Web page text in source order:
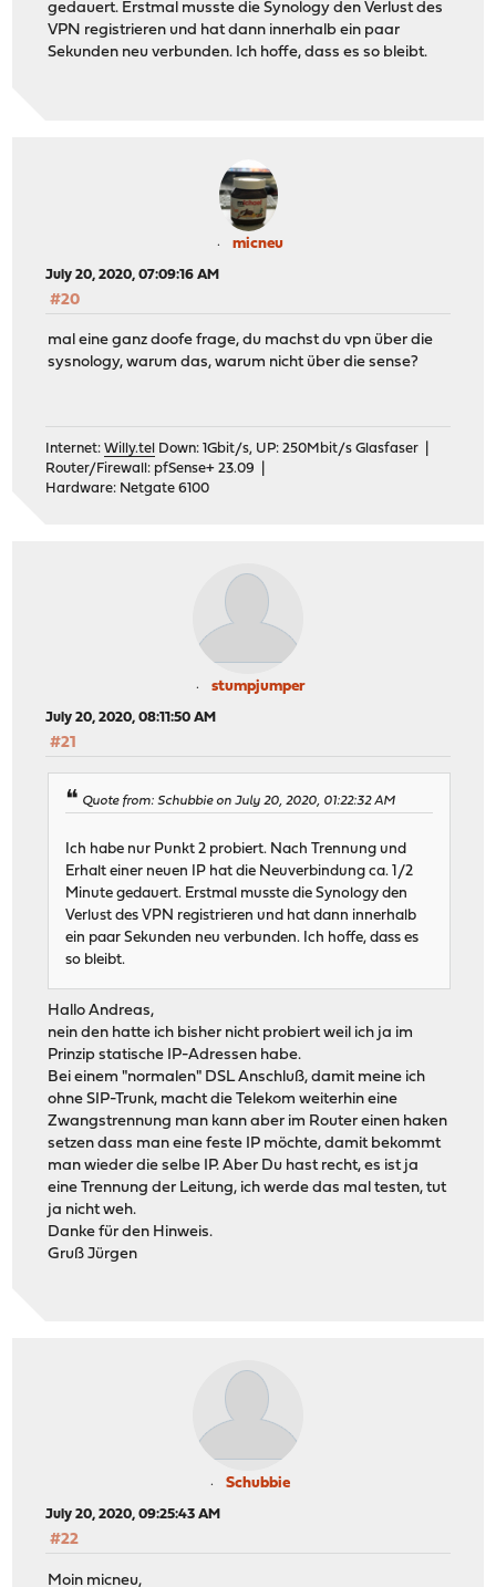
gedauert. Erstmal musste die Synology den Verlust des
VPN registrieren und hat dann innerhalb ein paar
Sekunden neu verbunden. Ich hoffe, dass es so bleibt.
micneu
July 20, 2020, 07:09:16 AM
#20
mal eine ganz doofe frage, du machst du vpn über die
sysnology, warum das, warum nicht über die sense?
Internet:Willy.tel
Down: 1Gbit/s, UP: 250Mbit/s Glasfaser |
Router/Firewall: pfSense+ 23.09 |
Hardware: Netgate 6100
stumpjumper
July 20, 2020, 08:11:50 AM
#21
Quote from: Schubbie on July 20, 2020, 01:22:32 AM
Ich habe nur Punkt 2 probiert. Nach Trennung und
Erhalt einer neuen IP hat die Neuverbindung ca. 1/2
Minute gedauert. Erstmal musste die Synology den
Verlust des VPN registrieren und hat dann innerhalb
ein paar Sekunden neu verbunden. Ich hoffe, dass es
so bleibt.
Hallo Andreas,
nein den hatte ich bisher nicht probiert weil ich ja im
Prinzip statische IP-Adressen habe.
Bei einem "normalen" DSL Anschluß, damit meine ich
ohne SIP-Trunk, macht die Telekom weiterhin eine
Zwangstrennung man kann aber im Router einen haken
setzen dass man eine feste IP möchte, damit bekommt
man wieder die selbe IP. Aber Du hast recht, es ist ja
eine Trennung der Leitung, ich werde das mal testen, tut
ja nicht weh.
Danke für den Hinweis.
Gruß Jürgen
Schubbie
July 20, 2020, 09:25:43 AM
#22
Moin micneu,